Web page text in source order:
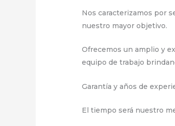
Nos caracterizamos por
nuestro mayor objetivo.
Ofrecemos un amplio y
equipo de trabajo
Garantía y años de
El tiempo será nuestro